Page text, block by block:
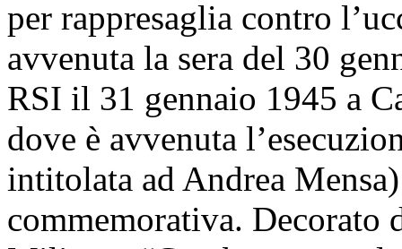
per rappresaglia contro
avvenuta la sera del 30
RSI il 31 gennaio 1945 a
dove è avvenuta
intitolata ad Andrea
commemorativa. Decorato